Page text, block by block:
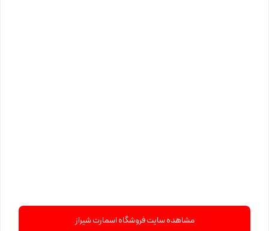
مشاهده سایت فروشگاه اسمارت شیراز